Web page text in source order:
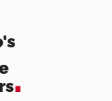
.